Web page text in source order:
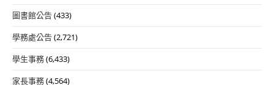
圖書館公告(433)
學務處公告(2,721)
學生事務(6,433)
家長事務(4,564)